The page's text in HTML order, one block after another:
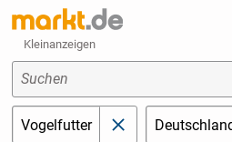
Kleinanzeigen
Suchen
Vogelfutter schließen